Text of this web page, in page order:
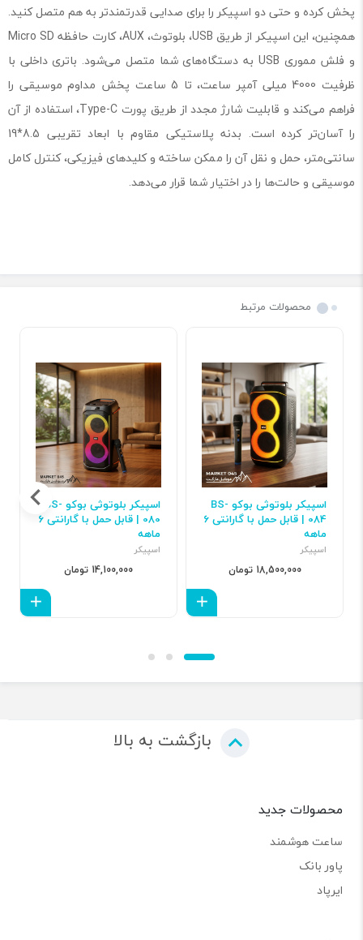
پخش کرده و حتی دو اسپیکر را برای صدایی قدرتمندتر به هم متصل کنید.
همچنین، این اسپیکر از طریق USB، بلوتوث، AUX، کارت حافظه Micro SD
و فلش مموری USB به دستگاه‌های شما متصل می‌شود. باتری داخلی با
ظرفیت 4000 میلی آمپر ساعت، تا 5 ساعت پخش مداوم موسیقی را
فراهم می‌کند و قابلیت شارژ مجدد از طریق پورت Type-C، استفاده از آن
را آسان‌تر کرده است. بدنه پلاستیکی مقاوم با ابعاد تقریبی 8.5*19
سانتی‌متر، حمل و نقل آن را ممکن ساخته و کلیدهای فیزیکی، کنترل کامل
موسیقی و حالت‌ها را در اختیار شما قرار می‌دهد.
محصولات مرتبط
اسپیکر بلوتوثی بوکو BS-
084 | قابل حمل با گارانتی 6
ماهه
اسپیکر
18,500,000 تومان
اسپیکر بلوتوثی بوکو BS-
080 | قابل حمل با گارانتی 6
ماهه
اسپیکر
14,100,000 تومان
بازگشت به بالا
محصولات جدید
ساعت هوشمند
پاور بانک
ایرپاد